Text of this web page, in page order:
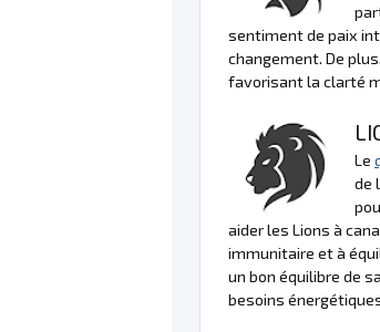
sentiment de paix
changement. De
favorisant la clarté
Le
de
aider les Lions à
immunitaire et à
un bon équilibre de
besoins